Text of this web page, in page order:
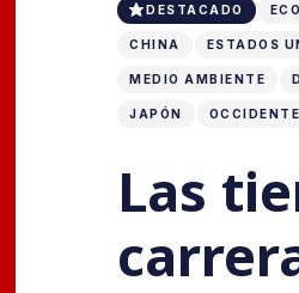
DESTACADO
CHINA ESTADOS
MEDIO AMBIENTE
JAPÓN OCCIDENTE
Las